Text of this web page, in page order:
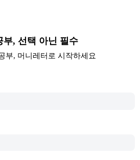
부, 선택 아닌 필수
부, 머니레터로 시작하세요